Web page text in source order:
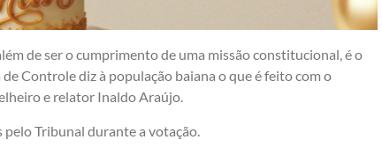
de ser o cumprimento de uma missão constitucional, é o
Controle diz à população baiana o que é feito com o
e relator Inaldo Araújo.
pelo Tribunal durante a votação.